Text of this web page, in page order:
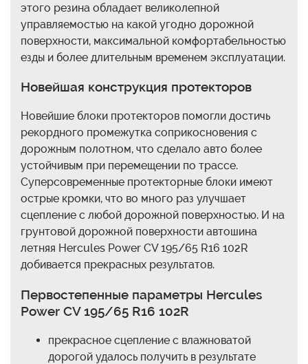
этого резина обладает великолепной
управляемостью на какой угодно дорожной
поверхности, максимальной комфортабельностью
езды и более длительным временем эксплуатации.
Новейшая конструкция протекторов
Новейшие блоки протекторов помогли достичь
рекордного промежутка соприкосновения с
дорожным полотном, что сделало авто более
устойчивым при перемещении по трассе.
Суперсовременные протекторные блоки имеют
острые кромки, что во много раз улучшает
сцепление с любой дорожной поверхностью. И на
грунтовой дорожной поверхности автошина
летняя Hercules Power CV 195/65 R16 102R
добивается прекрасных результатов.
Первостепенные параметры Hercules
Power CV 195/65 R16 102R
прекрасное сцепление с влажноватой
дорогой удалось получить в результате